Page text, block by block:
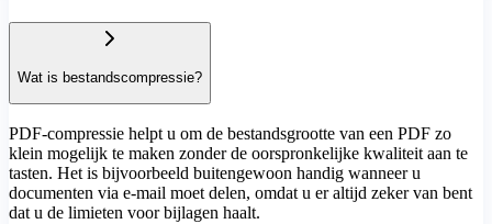
Wat is bestandscompressie?
PDF-compressie helpt u om de bestandsgrootte van een PDF zo
klein mogelijk te maken zonder de oorspronkelijke kwaliteit aan te
tasten. Het is bijvoorbeeld buitengewoon handig wanneer u
documenten via e-mail moet delen, omdat u er altijd zeker van bent
dat u de limieten voor bijlagen haalt.